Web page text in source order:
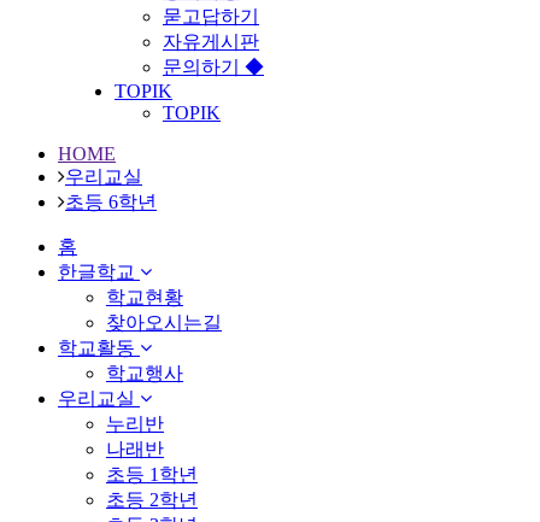
묻고답하기
자유게시판
문의하기 ◆
TOPIK
TOPIK
HOME
우리교실
초등 6학년
홈
한글학교
학교현황
찾아오시는길
학교활동
학교행사
우리교실
누리반
나래반
초등 1학년
초등 2학년